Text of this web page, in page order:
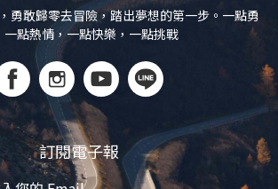
勇敢歸零去冒險，踏出夢想的第一步。一點勇
一點熱情，一點快樂，一點挑戰
訂閱電子報